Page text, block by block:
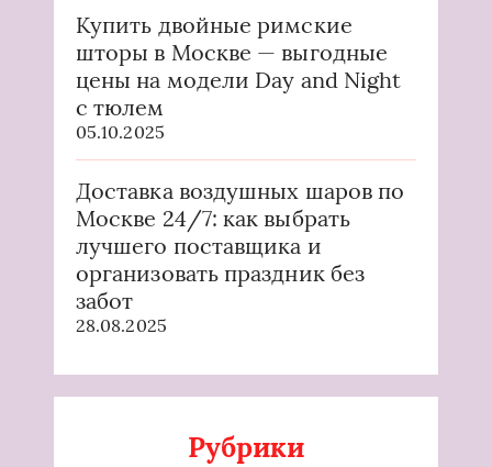
Купить двойные римские
шторы в Москве — выгодные
цены на модели Day and Night
с тюлем
05.10.2025
Доставка воздушных шаров по
Москве 24/7: как выбрать
лучшего поставщика и
организовать праздник без
забот
28.08.2025
Рубрики